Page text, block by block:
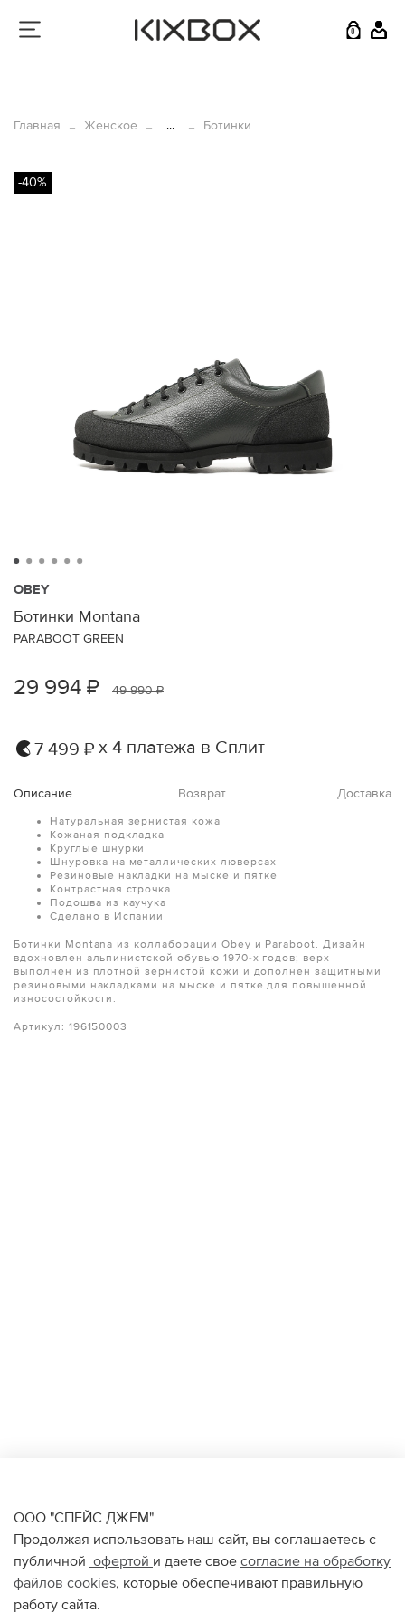
0
Главная Женское ... Ботинки
-40%
OBEY
Ботинки Montana
PARABOOT GREEN
29 994 ₽ 49 990 ₽
7 499 ₽ х 4 платежа в Сплит
Описание Возврат Доставка
Натуральная зернистая кожа
Кожаная подкладка
Круглые шнурки
Шнуровка на металлических люверсах
Резиновые накладки на мыске и пятке
Контрастная строчка
Подошва из каучука
Сделано в Испании
Ботинки Montana из коллаборации Obey и Paraboot. Дизайн
вдохновлен альпинистской обувью 1970-х годов; верх
выполнен из плотной зернистой кожи и дополнен защитными
резиновыми накладками на мыске и пятке для повышенной
износостойкости.
Артикул: 196150003
ООО "СПЕЙС ДЖЕМ"
Продолжая использовать наш сайт, вы соглашаетесь с
публичной офертой и даете свое согласие на обработку
файлов cookies, которые обеспечивают правильную
работу сайта.